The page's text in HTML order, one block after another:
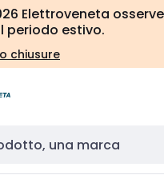
Elettroveneta
periodo estivo.
chiusure